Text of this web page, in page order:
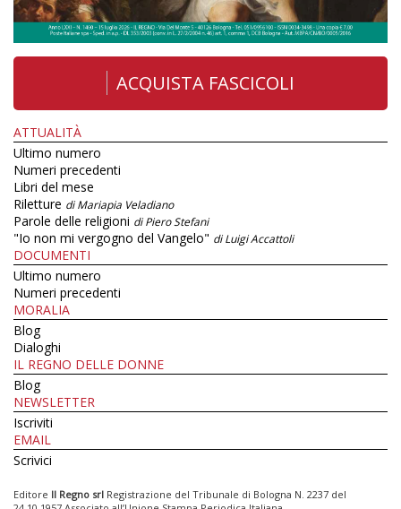
ACQUISTA FASCICOLI
ATTUALITÀ
Ultimo numero
Numeri precedenti
Libri del mese
Riletture di Mariapia Veladiano
Parole delle religioni di Piero Stefani
"Io non mi vergogno del Vangelo" di Luigi Accattoli
DOCUMENTI
Ultimo numero
Numeri precedenti
MORALIA
Blog
Dialoghi
IL REGNO DELLE DONNE
Blog
NEWSLETTER
Iscriviti
EMAIL
Scrivici
Editore Il Regno srl Registrazione del Tribunale di Bologna N. 2237 del